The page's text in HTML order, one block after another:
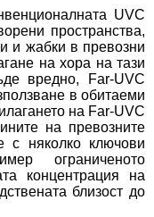
UVC
пространства,
и жабки в превозни
на хора на тази
вредно, Far-UVC
в обитаеми
на Far-UVC
на превозните
с няколко ключови
ограниченото
концентрация на
близост до